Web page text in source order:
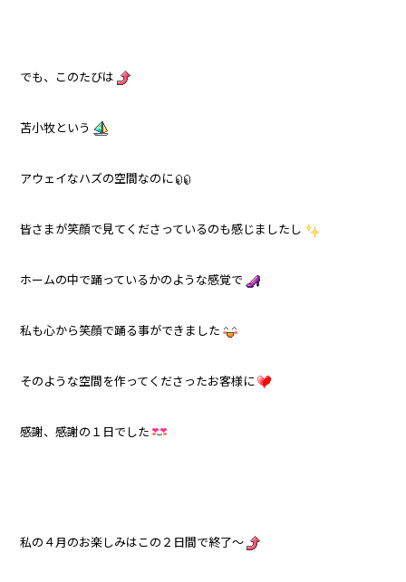
でも、このたびは
苫小牧という
アウェイなハズの空間なのに
皆さまが笑顔で見てくださっているのも感じましたし
ホームの中で踊っているかのような感覚で
私も心から笑顔で踊る事ができました
そのような空間を作ってくださったお客様に
感謝、感謝の１日でした
私の４月のお楽しみはこの２日間で終了～